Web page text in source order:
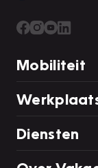
Mobiliteit
Diensten